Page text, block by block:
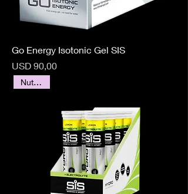
Go Energy Isotonic Gel SIS
Precio
USD 90,00
Nutrición